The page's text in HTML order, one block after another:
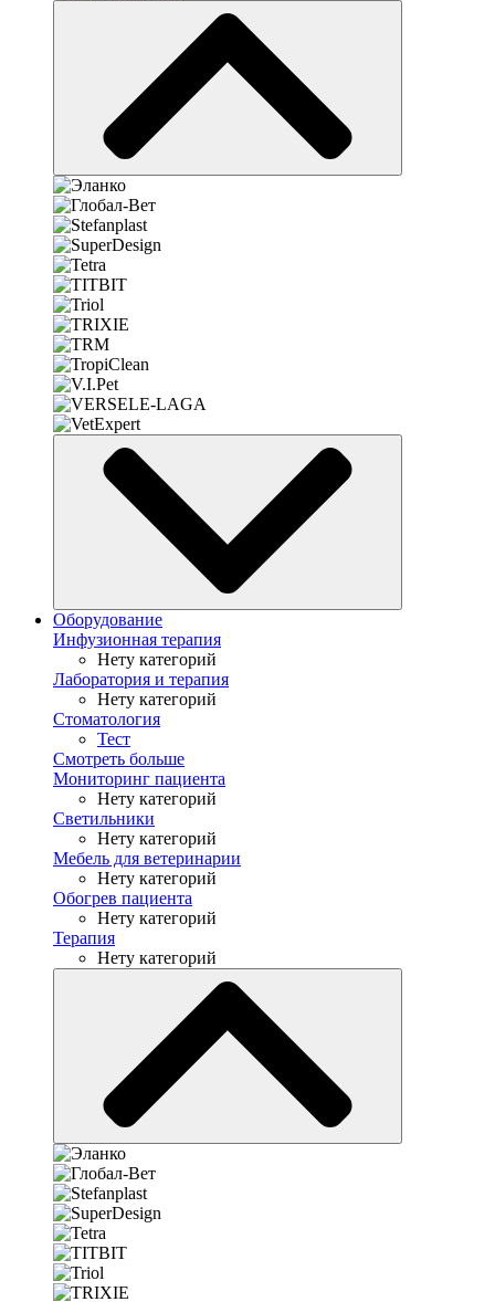
Оборудование
Инфузионная терапия
Нету категорий
Лаборатория и терапия
Нету категорий
Стоматология
Тест
Смотреть больше
Мониторинг пациента
Нету категорий
Светильники
Нету категорий
Мебель для ветеринарии
Нету категорий
Обогрев пациента
Нету категорий
Терапия
Нету категорий